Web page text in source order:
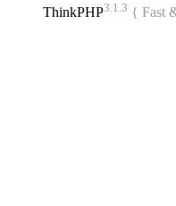
ThinkPHP3.1.3 { Fast